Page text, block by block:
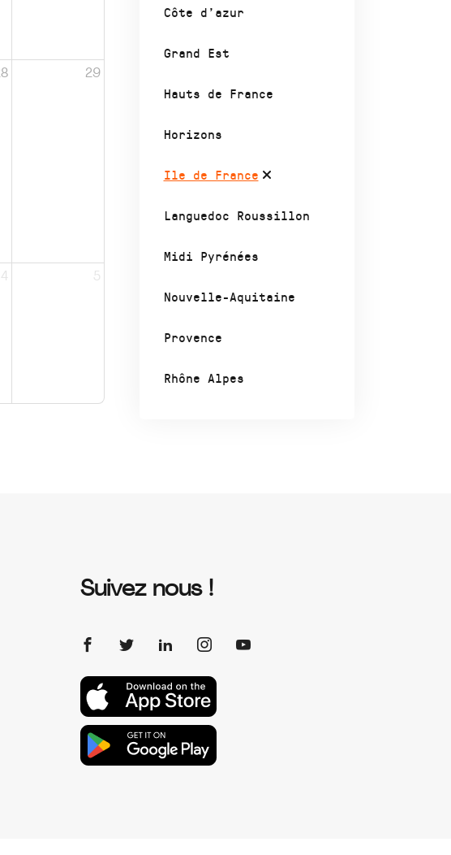
Côte d’azur
Grand Est
Hauts de France
Horizons
Ile de France
Languedoc Roussillon
Midi Pyrénées
Nouvelle-Aquitaine
Provence
Rhône Alpes
29
4 5
Suivez nous !